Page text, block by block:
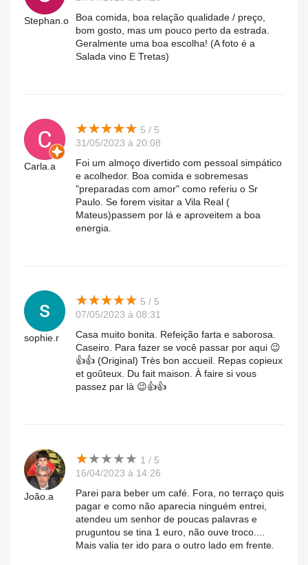
Stephan.o
Boa comida, boa relação qualidade / preço,
bom gosto, mas um pouco perto da estrada.
Geralmente uma boa escolha! (A foto é a
Salada vino E Tretas)
Carla.a
★★★★★
★★★★★ 5 / 5
31/05/2023 à 20:08
Foi um almoço divertido com pessoal simpático
e acolhedor. Boa comida e sobremesas
"preparadas com amor" como referiu o Sr
Paulo. Se forem visitar a Vila Real (
Mateus)passem por lá e aproveitem a boa
energia.
sophie.r
★★★★★
★★★★★ 5 / 5
07/05/2023 à 08:31
Casa muito bonita. Refeição farta e saborosa.
Caseiro. Para fazer se você passar por aqui 😉
👍👍 (Original) Très bon accueil. Repas copieux
et goûteux. Du fait maison. À faire si vous
passez par là 😉👍👍
João.a
★★★★★
★★★★★ 1 / 5
16/04/2023 à 14:26
Parei para beber um café. Fora, no terraço quis
pagar e como não aparecia ninguém entrei,
atendeu um senhor de poucas palavras e
pruguntou se tina 1 euro, não ouve troco....
Mais valia ter ido para o outro lado em frente.